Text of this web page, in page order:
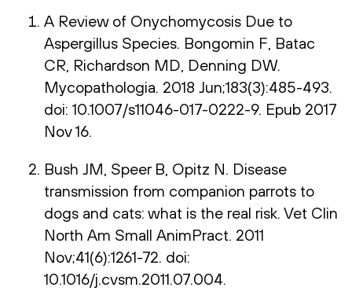
A Review of Onychomycosis Due to
Aspergillus Species. Bongomin F, Batac
CR, Richardson MD, Denning DW.
Mycopathologia. 2018 Jun;183(3):485-493.
doi: 10.1007/s11046-017-0222-9. Epub 2017
Nov 16.
Bush JM, Speer B, Opitz N. Disease
transmission from companion parrots to
dogs and cats: what is the real risk. Vet Clin
North Am Small AnimPract. 2011
Nov;41(6):1261-72. doi:
10.1016/j.cvsm.2011.07.004.